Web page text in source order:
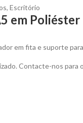
, Escritório
em
em fita e suporte
Contacte-nos para